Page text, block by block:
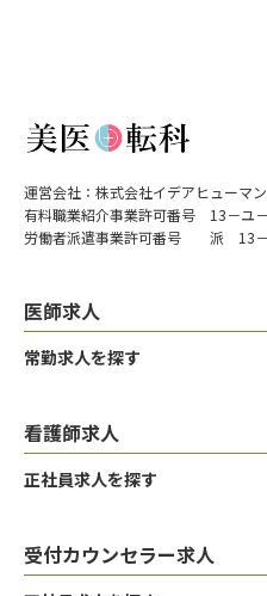
運営会社：株式会社イデアヒューマ
有料職業紹介事業許可番号 13－ユ
労働者派遣事業許可番号 派 13
医師求人
常勤求人を探す
看護師求人
正社員求人を探す
受付カウンセラー求人